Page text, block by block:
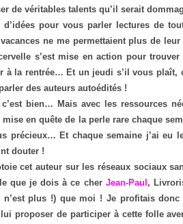
de véritables talents qu’il serait
pour vous parler lectures de
ne me permettaient plus de
s’est mise en action pour
à la rentrée… Et un jeudi s’il vous plaît,
des auteurs autoédités !
bien… Mais avec les ressources
en quête de la perle rare chaque
précieux… Et chaque semaine j’ai eu
douter !
cet auteur sur les réseaux sociaux
que je dois à ce cher Jean-Paul ,
plus !) que moi ! Je profitais donc
proposer de participer à cette folle